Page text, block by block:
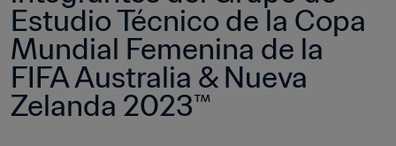
Estudio Técnico de la Copa
Mundial Femenina de la
FIFA Australia & Nueva
Zelanda 2023™